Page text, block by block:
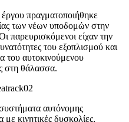
πραγματοποιήθηκε
των νέων υποδομών στην
παρευρισκόμενοι είχαν την
του εξοπλισμού και
του αυτοκινούμενου
στη θάλασσα.
αυτόνομης
κινητικές δυσκολίες,